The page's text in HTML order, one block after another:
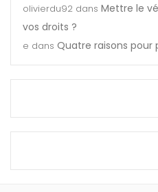
olivierdu92 dans Mettre le
vos droits ?
e dans Quatre raisons pour